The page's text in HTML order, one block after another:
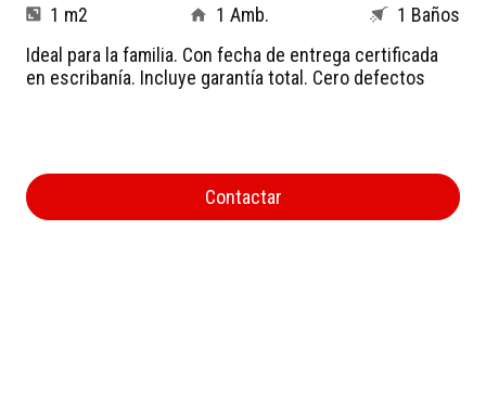
1 m2 1 Amb.
1 Baños
Ideal para la familia. Con fecha de entrega certificada
en escribanía. Incluye garantía total. Cero defectos
Contactar